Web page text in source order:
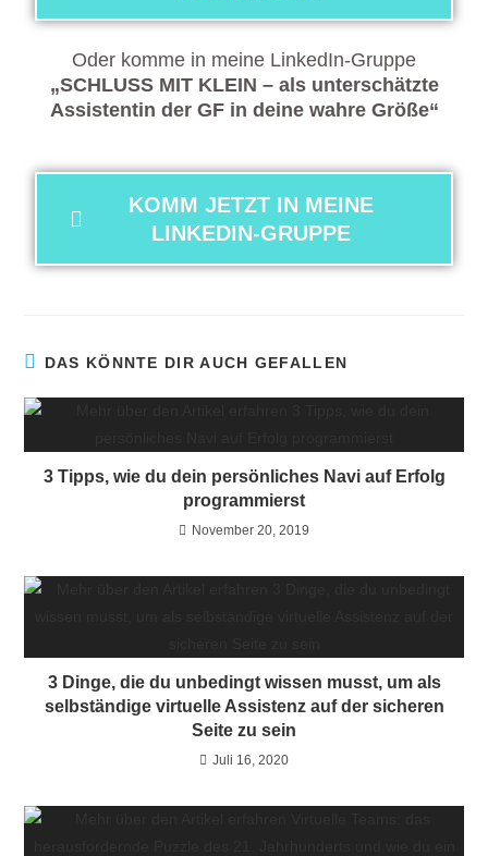
Oder komme in meine LinkedIn-Gruppe
„SCHLUSS MIT KLEIN – als unterschätzte
Assistentin der GF in deine wahre Größe“
KOMM JETZT IN MEINE
LINKEDIN-GRUPPE
DAS KÖNNTE DIR AUCH GEFALLEN
3 Tipps, wie du dein persönliches Navi auf Erfolg
programmierst
November 20, 2019
3 Dinge, die du unbedingt wissen musst, um als
selbständige virtuelle Assistenz auf der sicheren
Seite zu sein
Juli 16, 2020